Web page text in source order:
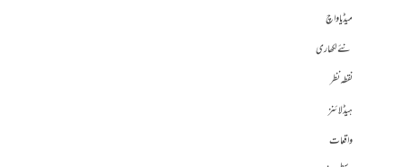
میڈیا واچ
نئے لکھاری
نقطہ نظر
ہیڈلائنز
واقعات